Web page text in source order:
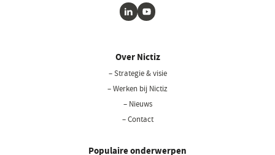
LinkedInYoutube
Over Nictiz
– Strategie & visie
– Werken bij Nictiz
– Nieuws
– Contact
Populaire onderwerpen